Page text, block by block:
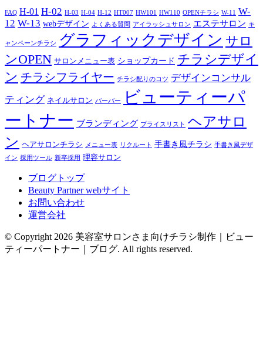
FAQ H-01 H-02 H-03 H-04 H-12 HT007 HW101 HW110 OPENチラシ W-11 W-
12 W-13 webデザイン よくある質問 アイラッシュサロン エステサロン キ
ャンペーンチラシ グラフィックデザイン サロ
ンOPEN サロンメニュー表 ショップカード チラシデザイ
ン チラシフライヤー チラシ配りのコツ デザインコンサル
ティング ネイルサロン バーバー
ビューティーパ
ートナー ブランディング プライスリスト ヘアサロ
ン ヘアサロンチラシ メニュー表 リクルート 手書き風チラシ 手書き風デザ
イン 採用ツール 新卒採用 理容サロン
ブログトップ
Beauty Partner webサイト
お問い合わせ
運営会社
© Copyright 2026 美容室サロンさま向けチラシ制作｜ビュー
ティーパートナー｜ブログ. All rights reserved.